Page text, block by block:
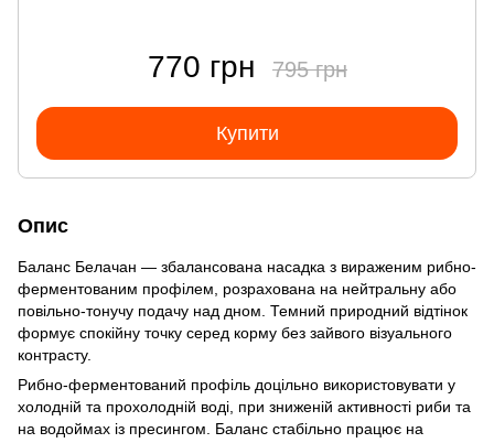
770 грн 795 грн
Купити
Опис
Баланс Белачан — збалансована насадка з вираженим рибно-
ферментованим профілем, розрахована на нейтральну або
повільно-тонучу подачу над дном. Темний природний відтінок
формує спокійну точку серед корму без зайвого візуального
контрасту.
Рибно-ферментований профіль доцільно використовувати у
холодній та прохолодній воді, при зниженій активності риби та
на водоймах із пресингом. Баланс стабільно працює на